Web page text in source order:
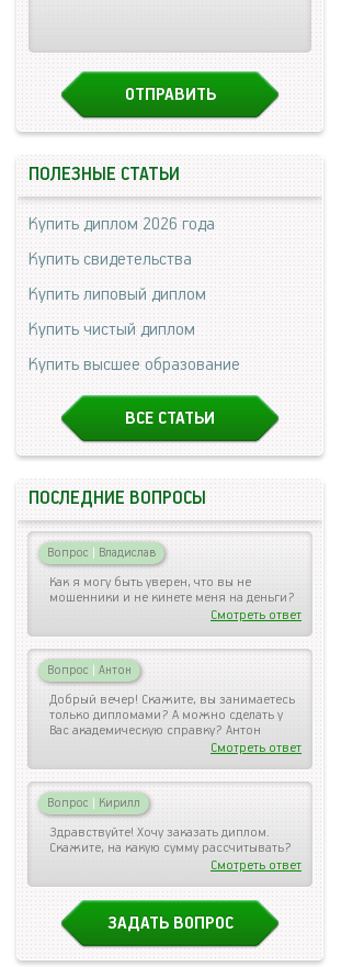
ПОЛЕЗНЫЕ СТАТЬИ
Купить диплом 2026 года
Купить свидетельства
Купить липовый диплом
Купить чистый диплом
Купить высшее образование
ВСЕ СТАТЬИ
ПОСЛЕДНИЕ ВОПРОСЫ
Вопрос | Владислав
Как я могу быть уверен, что вы не
мошенники и не кинете меня на деньги?
Смотреть ответ
Вопрос | Антон
Добрый вечер! Скажите, вы занимаетесь
только дипломами? А можно сделать у
Вас академическую справку? Антон
Смотреть ответ
Вопрос | Кирилл
Здравствуйте! Хочу заказать диплом.
Скажите, на какую сумму рассчитывать?
Смотреть ответ
ЗАДАТЬ ВОПРОС